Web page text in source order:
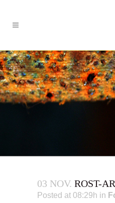
03 NOV. ROST-
Posted at 08:29h in